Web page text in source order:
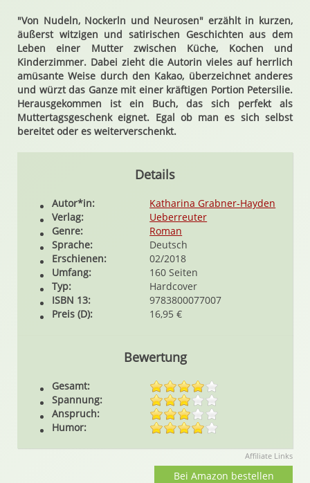
"Von Nudeln, Nockerln und Neurosen" erzählt in kurzen,
äußerst witzigen und satirischen Geschichten aus dem
Leben einer Mutter zwischen Küche, Kochen und
Kinderzimmer. Dabei zieht die Autorin vieles auf herrlich
amüsante Weise durch den Kakao, überzeichnet anderes
und würzt das Ganze mit einer kräftigen Portion Petersilie.
Herausgekommen ist ein Buch, das sich perfekt als
Muttertagsgeschenk eignet. Egal ob man es sich selbst
bereitet oder es weiterverschenkt.
Details
Autor*in:
Katharina Grabner-Hayden
Verlag:
Ueberreuter
Genre:
Roman
Sprache:
Deutsch
Erschienen:
02/2018
Umfang:
160 Seiten
Typ:
Hardcover
ISBN 13:
9783800077007
Preis (D):
16,95 €
Bewertung
Gesamt:
Spannung:
Anspruch:
Humor:
Affiliate Links
Bei Amazon bestellen